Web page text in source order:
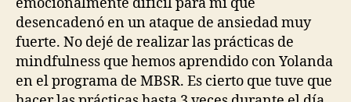
desencadenó en un ataque de ansiedad muy
fuerte. No dejé de realizar las prácticas de
mindfulness que hemos aprendido con Yolanda
en el programa de MBSR. Es cierto que tuve que